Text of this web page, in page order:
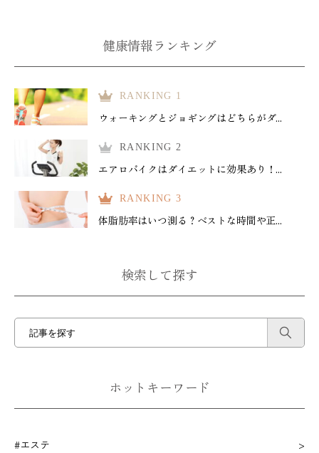
健康情報ランキング
RANKING 1
ウォーキングとジョギングはどちらがダ...
RANKING 2
エアロバイクはダイエットに効果あり！...
RANKING 3
体脂肪率はいつ測る？ベストな時間や正...
検索して探す
ホットキーワード
#エステ